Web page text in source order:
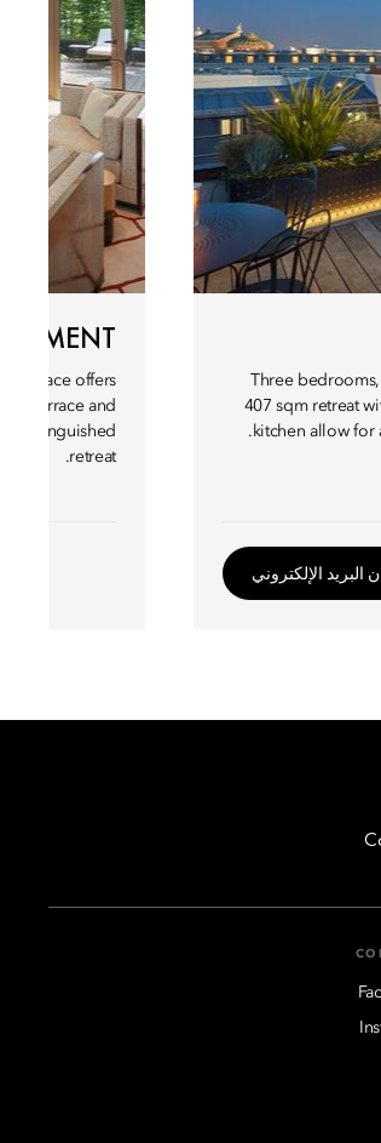
Three
407 sqm retreat
kitchen allow for
البريد الإلكتروني
terrace offers
terrace and
distinguished
retreat.